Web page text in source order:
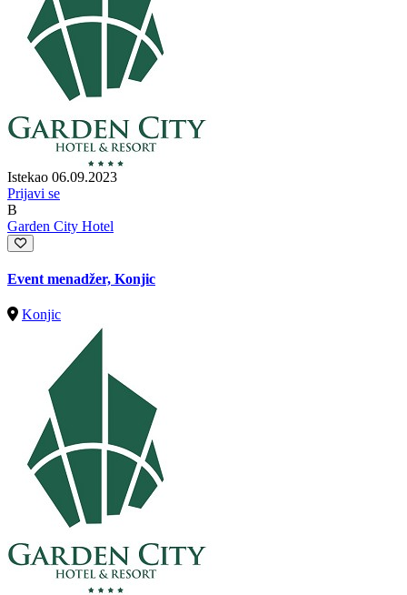
Istekao 06.09.2023
Prijavi se
B
Garden City Hotel
Event menadžer, Konjic
Konjic